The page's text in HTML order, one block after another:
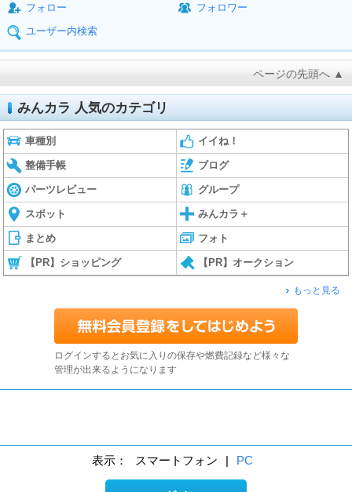
フォロー
フォロワー
ユーザー内検索
ページの先頭へ ▲
みんカラ 人気のカテゴリ
車種別 イイね！
整備手帳 ブログ
パーツレビュー グループ
スポット みんカラ＋
まとめ フォト
【PR】ショッピング 【PR】オークション
もっと見る
ログインするとお気に入りの保存や燃費記録など様々な
管理が出来るようになります
表示： スマートフォン | PC